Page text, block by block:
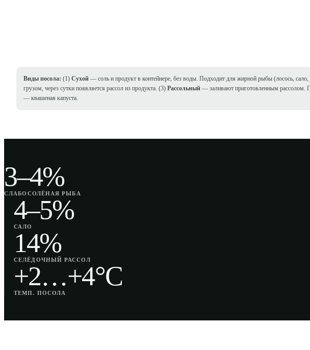
Виды посола: (1) Сухой — соль и продукт в контейнере, без воды. Подходит для жирной рыбы (лосось,
грузом, через сутки появляется рассол из продукта. (3) Рассольный — заливают приготовленным рассолом.
— квашеная капуста.
3–4%
СЛАБОСОЛЁНАЯ РЫБА
4–5%
САЛО
14%
СЕЛЁДОЧНЫЙ РАССОЛ
+2…+4°C
ТЕМП. ПОСОЛА